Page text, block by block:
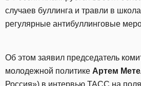
случаев буллинга и травли в
регулярные антибуллинговые
Об этом заявил председатель
молодежной политике Артем
Россия») в интервью ТАСС на